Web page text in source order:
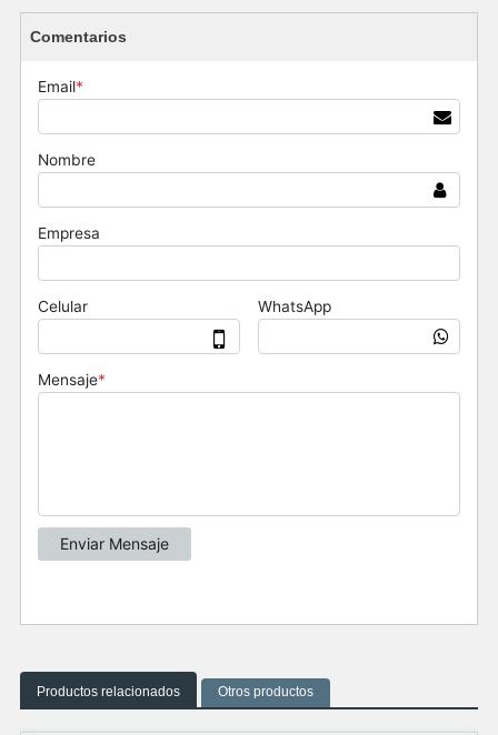
Comentarios
Productos relacionados Otros productos